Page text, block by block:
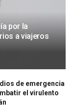
por la
a viajeros
de emergencia
el virulento